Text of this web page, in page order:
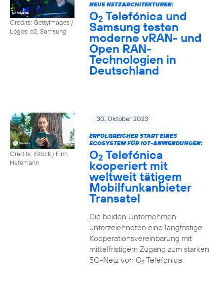
Credits: Gettyimages /
Logos: o2, Samsung
NEUE NETZARCHITEKTUREN:
O2 Telefónica und
Samsung testen
moderne vRAN- und
Open RAN-
Technologien in
Deutschland
Credits: iStock / Finn
Hafemann
30. Oktober 2023
ERFOLGREICHER START EINES
ECOSYSTEM FÜR IOT-ANWENDUNGEN:
O2 Telefónica
kooperiert mit
weltweit tätigem
Mobilfunkanbieter
Transatel
Die beiden Unternehmen
unterzeichneten eine langfristige
Kooperationsvereinbarung mit
mittelfristigem Zugang zum starken
5G-Netz von O2Telefónica.